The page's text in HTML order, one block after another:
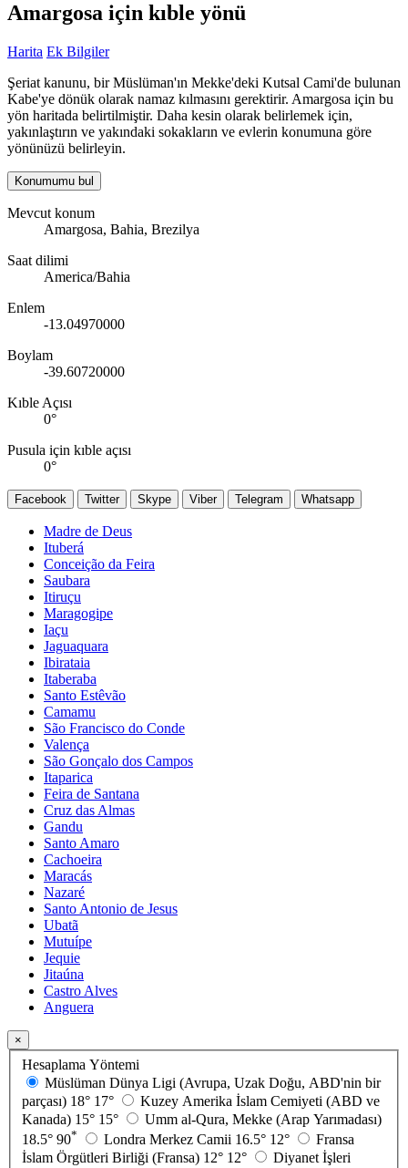
Amargosa için kıble yönü
Harita Ek Bilgiler
Şeriat kanunu, bir Müslüman'ın Mekke'deki Kutsal Cami'de bulunan
Kabe'ye dönük olarak namaz kılmasını gerektirir. Amargosa için bu
yön haritada belirtilmiştir. Daha kesin olarak belirlemek için,
yakınlaştırın ve yakındaki sokakların ve evlerin konumuna göre
yönünüzü belirleyin.
Konumumu bul
Mevcut konum
Amargosa, Bahia, Brezilya
Saat dilimi
America/Bahia
Enlem
-13.04970000
Boylam
-39.60720000
Kıble Açısı
0°
Pusula için kıble açısı
0°
Facebook Twitter Skype Viber Telegram Whatsapp
Madre de Deus
Ituberá
Conceição da Feira
Saubara
Itiruçu
Maragogipe
Iaçu
Jaguaquara
Ibirataia
Itaberaba
Santo Estêvão
Camamu
São Francisco do Conde
Valença
São Gonçalo dos Campos
Itaparica
Feira de Santana
Cruz das Almas
Gandu
Santo Amaro
Cachoeira
Maracás
Nazaré
Santo Antonio de Jesus
Ubatã
Mutuípe
Jequie
Jitaúna
Castro Alves
Anguera
×
Hesaplama Yöntemi
Müslüman Dünya Ligi (Avrupa, Uzak Doğu, ABD'nin bir
parçası) 18° 17°
Kuzey Amerika İslam Cemiyeti (ABD ve
Kanada) 15° 15°
Umm al-Qura, Mekke (Arap Yarımadası)
18.5° 90* Londra Merkez Camii 16.5° 12°
Fransa
İslam Örgütleri Birliği (Fransa) 12° 12°
Diyanet İşleri